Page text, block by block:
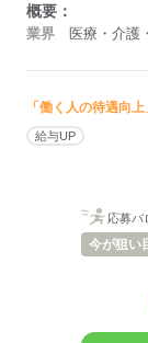
概要：
業界 医療・介護
「働く人の待遇向
給与UP
応募バ
今が狙い